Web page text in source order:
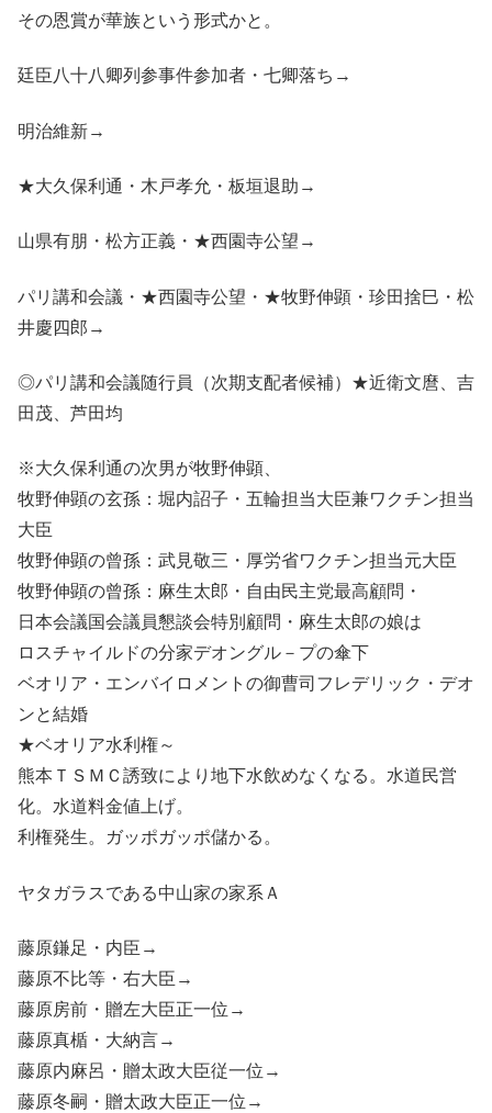
その恩賞が華族という形式かと。
廷臣八十八卿列参事件参加者・七卿落ち→
明治維新→
★大久保利通・木戸孝允・板垣退助→
山県有朋・松方正義・★西園寺公望→
パリ講和会議・★西園寺公望・★牧野伸顕・珍田捨巳・松
井慶四郎→
◎パリ講和会議随行員（次期支配者候補）★近衛文麿、吉
田茂、芦田均
※大久保利通の次男が牧野伸顕、
牧野伸顕の玄孫：堀内詔子・五輪担当大臣兼ワクチン担当
大臣
牧野伸顕の曾孫：武見敬三・厚労省ワクチン担当元大臣
牧野伸顕の曾孫：麻生太郎・自由民主党最高顧問・
日本会議国会議員懇談会特別顧問・麻生太郎の娘は
ロスチャイルドの分家デオングル－プの傘下
ベオリア・エンバイロメントの御曹司フレデリック・デオ
ンと結婚
★ベオリア水利権～
熊本ＴＳＭＣ誘致により地下水飲めなくなる。水道民営
化。水道料金値上げ。
利権発生。ガッポガッポ儲かる。
ヤタガラスである中山家の家系Ａ
藤原鎌足・内臣→
藤原不比等・右大臣→
藤原房前・贈左大臣正一位→
藤原真楯・大納言→
藤原内麻呂・贈太政大臣従一位→
藤原冬嗣・贈太政大臣正一位→